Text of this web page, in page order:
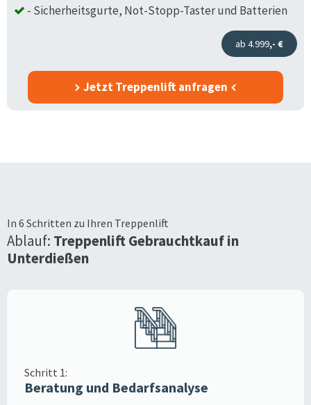
- Sicherheitsgurte, Not-Stopp-Taster und Batterien
ab 4.999,- €
Jetzt Treppenlift anfragen
In 6 Schritten zu Ihren Treppenlift
Ablauf: Treppenlift Gebrauchtkauf in
Unterdießen
Schritt 1:
Beratung und Bedarfsanalyse